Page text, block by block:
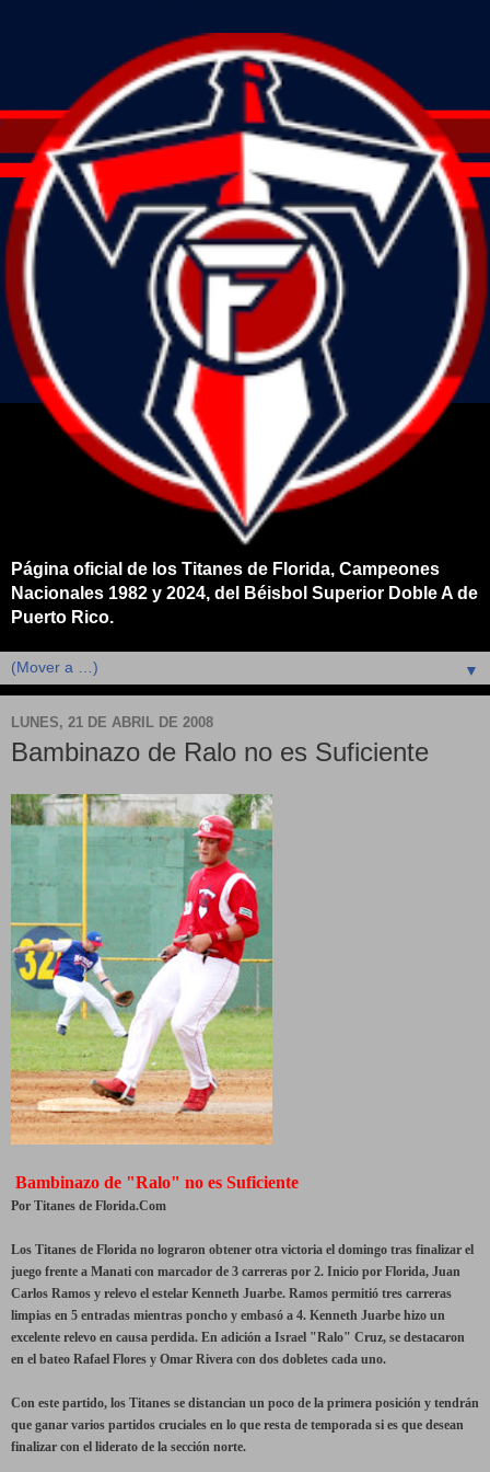
Página oficial de los Titanes de Florida, Campeones
Nacionales 1982 y 2024, del Béisbol Superior Doble A de
Puerto Rico.
▼
LUNES, 21 DE ABRIL DE 2008
Bambinazo de Ralo no es Suficiente
Bambinazo de "Ralo" no es Suficiente
Por Titanes de Florida.Com
Los Titanes de Florida no lograron obtener otra victoria el domingo tras finalizar el
juego frente a Manati con marcador de 3 carreras por 2. Inicio por Florida, Juan
Carlos Ramos y relevo el estelar Kenneth Juarbe. Ramos permitió tres carreras
limpias en 5 entradas mientras poncho y embasó a 4. Kenneth Juarbe hizo un
excelente relevo en causa perdida. En adición a Israel "Ralo" Cruz, se destacaron
en el bateo Rafael Flores y Omar Rivera con dos dobletes cada uno.
Con este partido, los Titanes se distancian un poco de la primera posición y tendrán
que ganar varios partidos cruciales en lo que resta de temporada si es que desean
finalizar con el liderato de la sección norte.